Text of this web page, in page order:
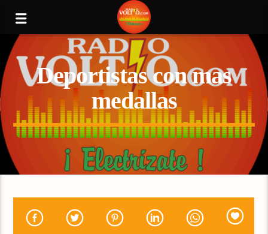
Deportistas con mas
medallas